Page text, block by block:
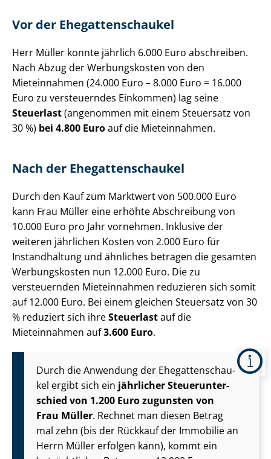
Vor der Ehe­gat­ten­schau­kel
Herr Müller konnte jährlich 6.000 Euro abschreiben.
Nach Abzug der Werbungskosten von den
Mieteinnahmen (24.000 Euro – 8.000 Euro = 16.000
Euro zu versteuerndes Einkommen) lag seine
Steuerlast(angenommen mit einem Steuersatz von
30 %) bei 4.800 Euroauf die Mieteinnahmen.
Nach der Ehe­gat­ten­schau­kel
Durch den Kauf zum Marktwert von 500.000 Euro
kann Frau Müller eine erhöhte Abschreibung von
10.000 Euro pro Jahr vornehmen. Inklusive der
weiteren jährlichen Kosten von 2.000 Euro für
Instandhaltung und ähnliches betragen die gesamten
Werbungskosten nun 12.000 Euro. Die zu
versteuernden Mieteinnahmen reduzieren sich somit
auf 12.000 Euro. Bei einem gleichen Steuersatz von 30
% reduziert sich ihreSteuerlastauf die
Mieteinnahmen auf3.600 Euro.
Durch die Anwendung der Ehe­gat­ten­schau­
kel ergibt sich ein jährlicher Steu­er­un­ter­
schied von 1.200 Euro zugunsten von
Frau Müller. Rechnet man diesen Betrag
mal zehn (bis der Rückkauf der Immobilie an
Herrn Müller erfolgen kann), kommt ein